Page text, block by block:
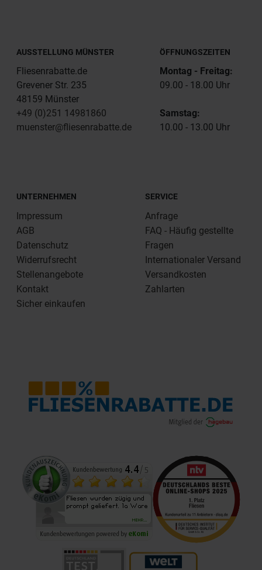
AUSSTELLUNG MÜNSTER
Fliesenrabatte.de
Grevener Str. 235
48159 Münster
+49 (0)251 14981860
muenster@fliesenrabatte.de
ÖFFNUNGSZEITEN
Montag - Freitag:
09.00 - 18.00 Uhr
Samstag:
10.00 - 13.00 Uhr
UNTERNEHMEN
Impressum
AGB
Datenschutz
Widerrufsrecht
Stellenangebote
Kontakt
Sicher einkaufen
SERVICE
Anfrage
FAQ - Häufig gestellte
Fragen
Internationaler Versand
Versandkosten
Zahlarten